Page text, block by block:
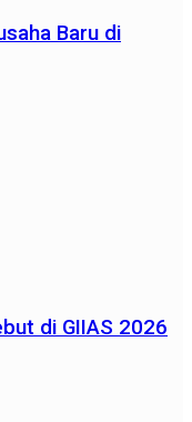
Baru di
di GIIAS 2026